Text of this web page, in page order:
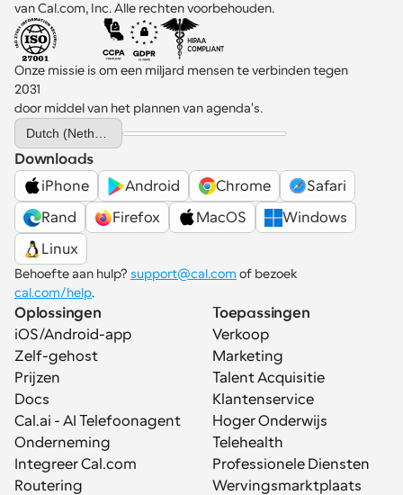
van Cal.com, Inc. Alle rechten voorbehouden.
Onze missie is om een miljard mensen te verbinden tegen
2031
door middel van het plannen van agenda's.
Select Language
Downloads
iPhone
Android Chrome
Safari
Rand
Firefox MacOS
Windows
Linux
Behoefte aan hulp? support@cal.com
cal.com/help.
Oplossingen
iOS/Android-app
Zelf-gehost
Prijzen
Docs
Cal.ai - AI Telefoonagent
Onderneming
Integreer Cal.com
Routering
Toepassingen
Verkoop
Marketing
Talent Acquisitie
Klantenservice
Hoger Onderwijs
Telehealth
Professionele Diensten
Wervingsmarktplaats